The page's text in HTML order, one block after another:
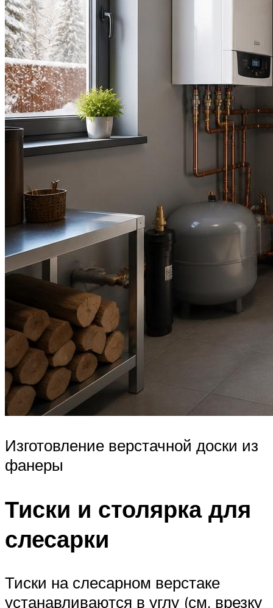
Изготовление верстачной доски из
фанеры
Тиски и столярка для
слесарки
Тиски на слесарном верстаке
устанавливаются в углу (см. врезку